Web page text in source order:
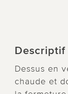
Descriptif
Dessus en
chaude et